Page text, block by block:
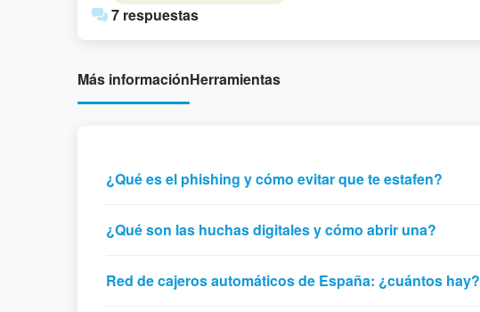
7 respuestas
Más informaciónHerramientas
¿Qué es el phishing y cómo evitar que te estafen?
¿Qué son las huchas digitales y cómo abrir una?
Red de cajeros automáticos de España: ¿cuántos hay?